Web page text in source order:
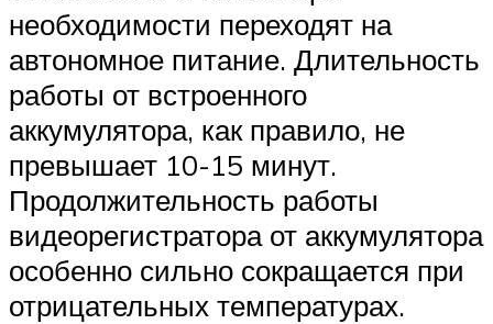
необходимости переходят на
автономное питание. Длительность
работы от встроенного
аккумулятора, как правило, не
превышает 10-15 минут.
Продолжительность работы
видеорегистратора от аккумулятора
особенно сильно сокращается при
отрицательных температурах.